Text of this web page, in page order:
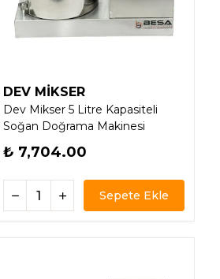
DEV MİKSER
Dev Mikser 5 Litre Kapasiteli
Soğan Doğrama Makinesi
₺ 7,704.00
Sepete Ekle